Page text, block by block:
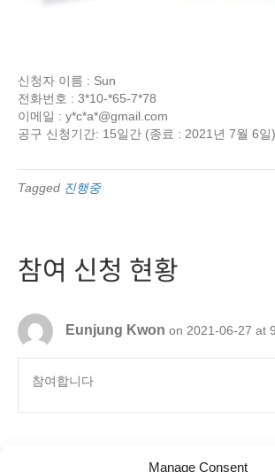
Manage Consent
신청자 이름 : Sun
전화번호 : 3*10-*65-7*78
이메일 : y*c*a*@gmail.com
공구 신청기간: 15일간 (종료 : 2021년 7월 6일)
Tagged 진행중
참여 신청 현황
Eunjung Kwon on 2021-06-27 at
참여합니다